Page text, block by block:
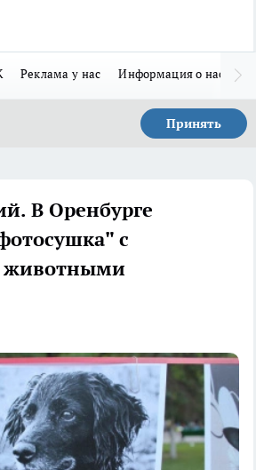
Реклама у нас Информация о нас
Принять
В Оренбурге
с